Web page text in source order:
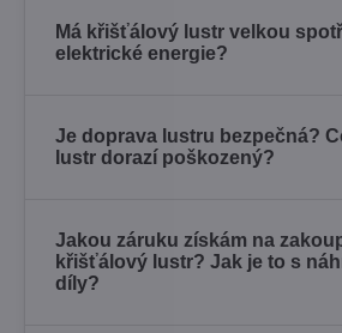
Má křišťálový lustr velkou
elektrické energie?
Je doprava lustru bezpečná?
lustr dorazí poškozený?
Jakou záruku získám na
křišťálový lustr? Jak je to s
díly?